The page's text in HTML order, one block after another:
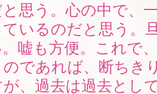
思う。心の中で、
いるのだと思う。
嘘も方便。これで
であれば、断ちき
、過去は過去とし